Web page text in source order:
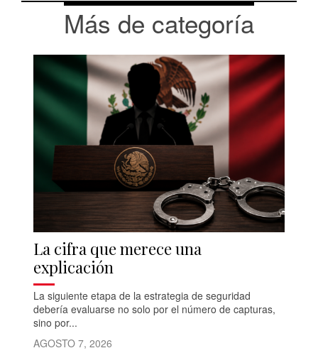
Más de categoría
La cifra que merece una
explicación
La siguiente etapa de la estrategia de seguridad
debería evaluarse no solo por el número de capturas,
sino por...
AGOSTO 7, 2026